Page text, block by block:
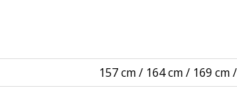
157 cm / 164 cm / 169 cm